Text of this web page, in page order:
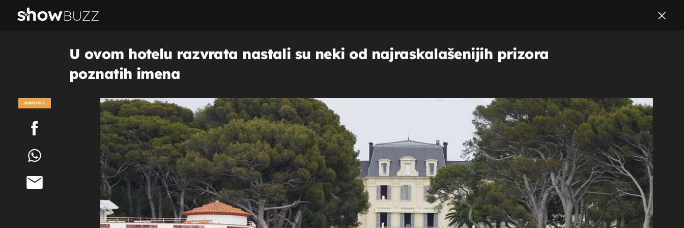
U ovom hotelu razvrata nastali su neki od najraskalašenijih prizora
poznatih imena
PODIJELI
POGLEDAJ